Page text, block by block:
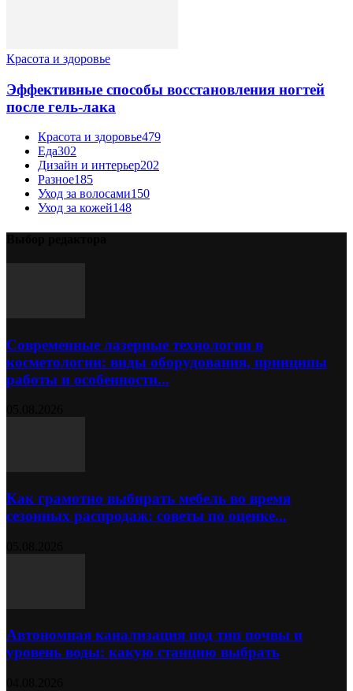
Красота и здоровье
Эффективные способы восстановления ногтей
после гель-лака
Красота и здоровье479
Еда302
Дизайн и интерьер202
Разное185
Уход за волосами150
Уход за кожей148
Современные лазерные технологии в
косметологии: виды оборудования, принципы
работы и особенности...
Как грамотно выбирать мебель во время
сезонных распродаж: советы по оценке...
Автономная канализация под тип почвы и
уровень воды: какую станцию выбрать